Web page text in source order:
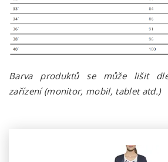
Barva produktů se může lišit
zařízení (monitor, mobil, tablet atd.)